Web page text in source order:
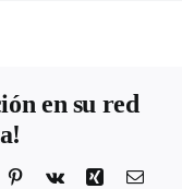
en su red
Pinterest
Vk Xing